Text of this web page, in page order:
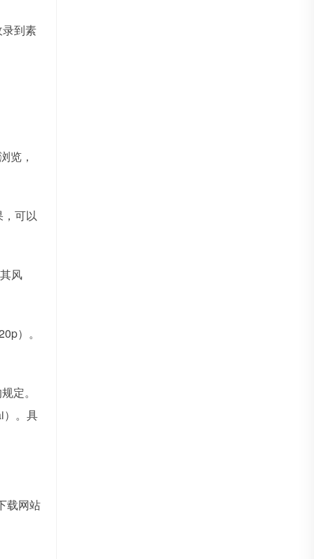
到素
览，
，可以
风
）。
定。
）。具
载网站